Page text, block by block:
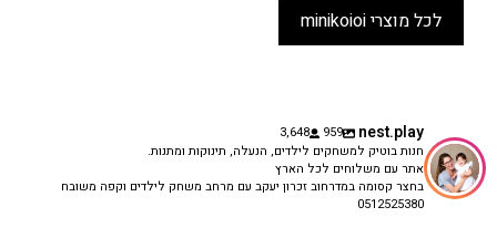
לכל מוצרי minikoioi
nest.play
959
3,648
חנות בוטיק למשחקים לילדים, הנעלה, תינוקות ומתנות.
אתר עם משלוחים לכל הארץ
בחצר קסומה במדרחוב זכרון יעקב עם מרחב משחק לילדים וקפה משובח
0512525380